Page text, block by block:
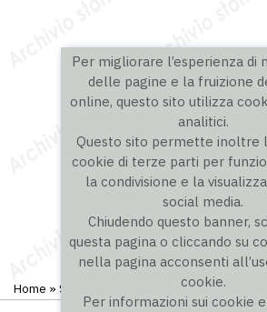
Per migliorare l’esperienza di
delle pagine e la fruizione
online, questo sito utilizza
analitici.
Questo sito permette inoltre
cookie di terze parti per
la condivisione e la
social media.
Chiudendo questo banner,
questa pagina o cliccando su
nella pagina acconsenti
cookie.
Per informazioni sui cookie
Home » Storico XI legislatura»Consiglieri